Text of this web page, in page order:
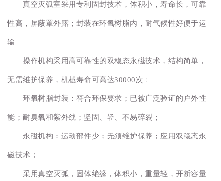
真空灭弧室采用专利固封技术，体积小，寿命长，可靠
性高，屏蔽罩外露；封装在环氧树脂内，耐气候性好便于运
输
操作机构采用高可靠性的双稳态永磁技术，结构简单，
无需维护保养，机械寿命可高达30000次；
环氧树脂封装：符合环保要求；已被广泛验证的户外性
能；耐臭氧和紫外线；坚固、轻、不易碎裂；
永磁机构：运动部件少；无须维护保养；应用双稳态永
磁技术；
采用真空灭弧，固体绝缘，体积小，重量轻，开断容量